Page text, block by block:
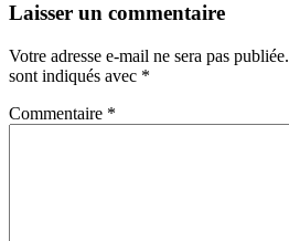
Laisser un commentaire
Votre adresse e-mail ne sera pas publiée.
sont indiqués avec *
Commentaire *